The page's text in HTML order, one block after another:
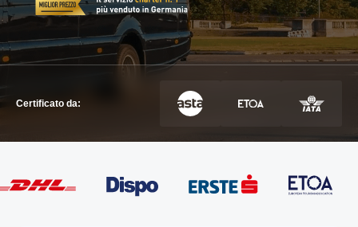
METTITI IN CONTATTO
METTITI IN CONTATTO
Certificato da: